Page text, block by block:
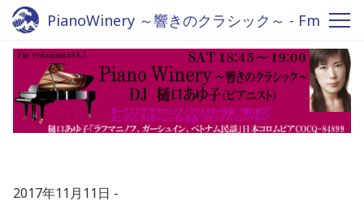
PianoWinery ～響きのクラシック～ - Fm
yokohama 84.7
2017年11月11日